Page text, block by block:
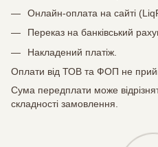
Онлайн-оплата на сайті
Переказ на банківський
Накладений платіж.
Оплати від ТОВ та ФОП не
Сума передплати може
складності замовлення.